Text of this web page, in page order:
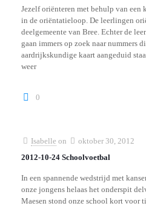
Jezelf oriënteren met behulp van een
in de oriëntatieloop. De leerlingen
deelgemeente van Bree. Echter de
gaan immers op zoek naar nummers
aardrijkskundige kaart aangeduid
weer
0
Isabelle on
oktober 30, 2012
2012-10-24 Schoolvoetbal
In een spannende wedstrijd met
onze jongens helaas het onderspit
Maesen stond onze school kort voor